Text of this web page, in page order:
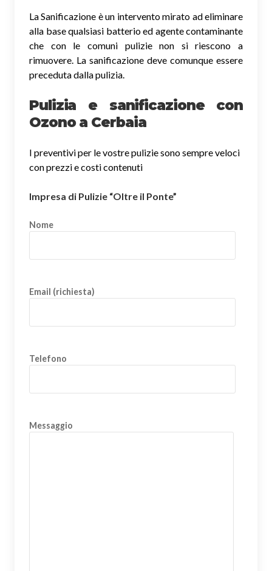
La Sanificazione è un intervento mirato ad eliminare
alla base qualsiasi batterio ed agente contaminante
che con le comuni pulizie non si riescono a
rimuovere. La sanificazione deve comunque essere
preceduta dalla pulizia.
Pulizia e sanificazione con
Ozono a Cerbaia
I preventivi per le vostre pulizie sono sempre veloci
con prezzi e costi contenuti
Impresa di Pulizie “Oltre il Ponte”
Nome
Email (richiesta)
Telefono
Messaggio